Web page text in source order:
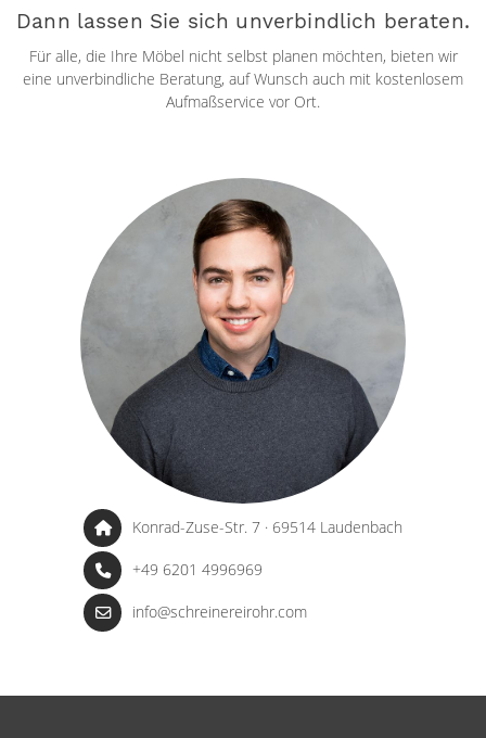
Dann lassen Sie sich unverbindlich beraten.
Für alle, die Ihre Möbel nicht selbst planen möchten, bieten wir
eine unverbindliche Beratung, auf Wunsch auch mit kostenlosem
Aufmaßservice vor Ort.
Konrad-Zuse-Str. 7 · 69514 Laudenbach
+49 6201 4996969
info@schreinereirohr.com